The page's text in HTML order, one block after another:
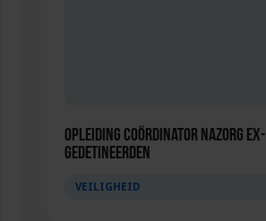
Opleiding Coördinator nazorg ex-
gedetineerden
VEILIGHEID